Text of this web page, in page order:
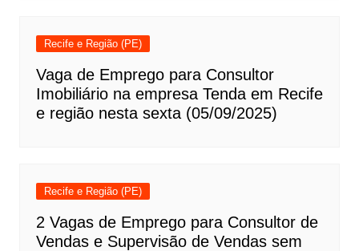
Recife e Região (PE)
Vaga de Emprego para Consultor
Imobiliário na empresa Tenda em Recife
e região nesta sexta (05/09/2025)
Recife e Região (PE)
2 Vagas de Emprego para Consultor de
Vendas e Supervisão de Vendas sem